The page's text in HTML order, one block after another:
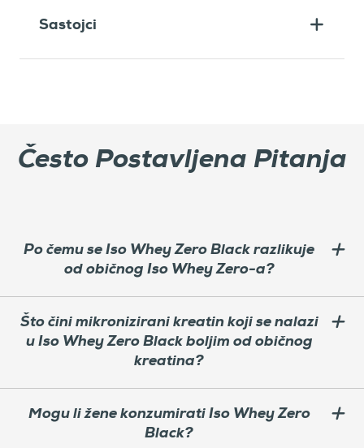
Sastojci
Često Postavljena Pitanja
Po čemu se Iso Whey Zero Black razlikuje
od običnog Iso Whey Zero-a?
Što čini mikronizirani kreatin koji se nalazi
u Iso Whey Zero Black boljim od običnog
kreatina?
Mogu li žene konzumirati Iso Whey Zero
Black?